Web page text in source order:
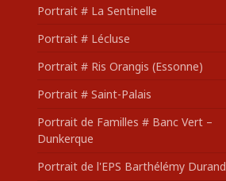
Portrait # La Sentinelle
Portrait # Lécluse
Portrait # Ris Orangis (Essonne)
Portrait # Saint-Palais
Portrait de Familles # Banc Vert –
Dunkerque
Portrait de l'EPS Barthélémy Durand